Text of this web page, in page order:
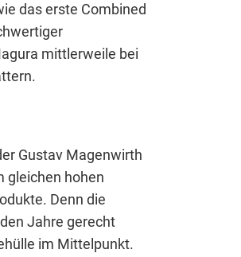
das erste Combined
mittlerweile bei
Gustav Magenwirth
gleichen hohen
Denn die
Jahre gerecht
im Mittelpunkt.